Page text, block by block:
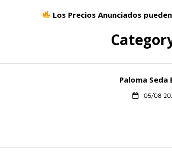
Los Precios Anunciados
Paloma Seda
05/08